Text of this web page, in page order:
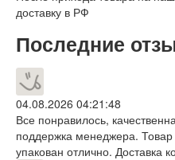
доставку в РФ
Последние
04.08.2026 04:21:48
Все понравилось,
поддержка менеджера. Товар
упакован отлично. Доставка